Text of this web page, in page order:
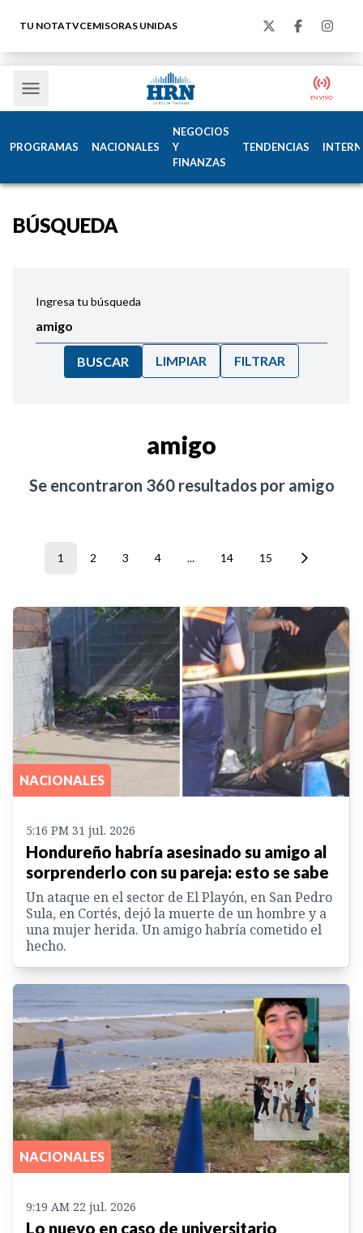
TU NOTATVCEMISORAS UNIDAS
PROGRAMAS NACIONALES
NEGOCIOS
Y
FINANZAS
TENDENCIAS
BÚSQUEDA
Ingresa tu búsqueda
BUSCAR LIMPIAR FILTRAR
amigo
Se encontraron 360resultados por amigo
1 2 3 4 ... 14 15
NACIONALES
5:16 PM 31 jul. 2026
Hondureño habría asesinado su amigo al
sorprenderlo con su pareja: esto se sabe
Un ataque en el sector de El Playón, en San Pedro
Sula, en Cortés, dejó la muerte de un hombre y a
una mujer herida. Un amigo habría cometido el
hecho.
NACIONALES
9:19 AM 22 jul. 2026
Lo nuevo en caso de universitario